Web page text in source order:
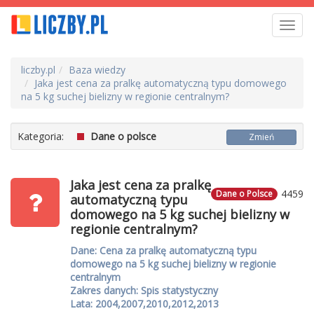
liczby.pl
Baza wiedzy
Jaka jest cena za pralkę automatyczną typu domowego
na 5 kg suchej bielizny w regionie centralnym?
Kategoria: Dane o polsce Zmień
4459
Dane o Polsce
Jaka jest cena za pralkę
automatyczną typu
domowego na 5 kg suchej bielizny w
regionie centralnym?
Dane: Cena za pralkę automatyczną typu
domowego na 5 kg suchej bielizny w regionie
centralnym
Zakres danych: Spis statystyczny
Lata: 2004,2007,2010,2012,2013